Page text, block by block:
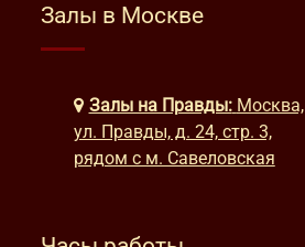
Залы в Москве
Залы на Правды: Москва,
ул. Правды, д. 24, стр. 3,
рядом с м. Савеловская